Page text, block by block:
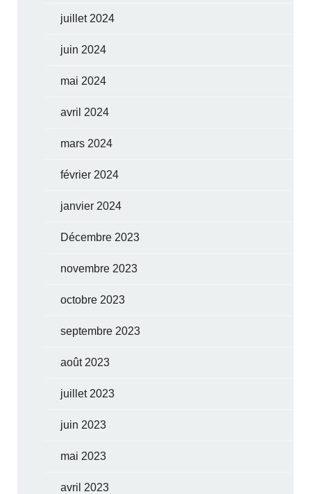
juillet 2024
juin 2024
mai 2024
avril 2024
mars 2024
février 2024
janvier 2024
Décembre 2023
novembre 2023
octobre 2023
septembre 2023
août 2023
juillet 2023
juin 2023
mai 2023
avril 2023